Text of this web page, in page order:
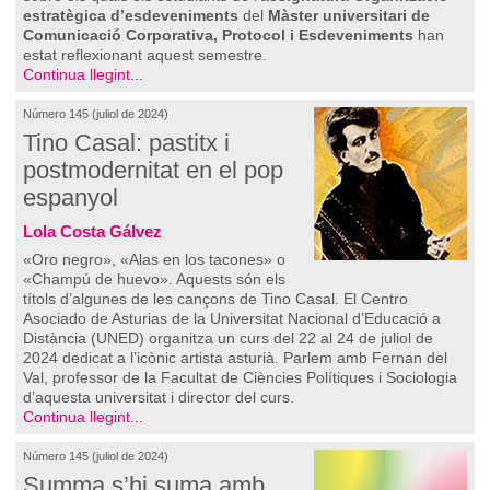
estratègica d’esdeveniments del Màster universitari de
Comunicació Corporativa, Protocol i Esdeveniments han
estat reflexionant aquest semestre.
Continua llegint...
Número 145 (juliol de 2024)
Tino Casal: pastitx i
postmodernitat en el pop
espanyol
Lola Costa Gálvez
«Oro negro», «Alas en los tacones» o
«Champú de huevo». Aquests són els
títols d’algunes de les cançons de Tino Casal. El Centro
Asociado de Asturias de la Universitat Nacional d’Educació a
Distància (UNED) organitza un curs del 22 al 24 de juliol de
2024 dedicat a l’icònic artista asturià. Parlem amb Fernan del
Val, professor de la Facultat de Ciències Polítiques i Sociologia
d’aquesta universitat i director del curs.
Continua llegint...
Número 145 (juliol de 2024)